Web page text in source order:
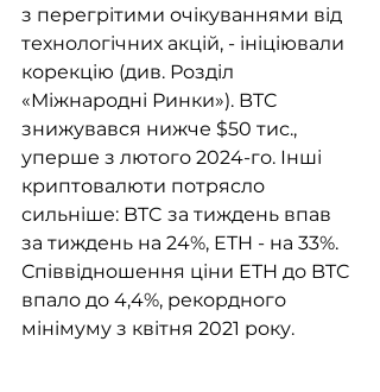
з перегрітими очікуваннями від
технологічних акцій, - ініціювали
корекцію (див. Розділ
«Міжнародні Ринки»). BTC
знижувався нижче $50 тис.,
уперше з лютого 2024-го. Інші
криптовалюти потрясло
сильніше: BTC за тиждень впав
за тиждень на 24%, ETH - на 33%.
Співвідношення ціни ETH до BTC
впало до 4,4%, рекордного
мінімуму з квітня 2021 року.